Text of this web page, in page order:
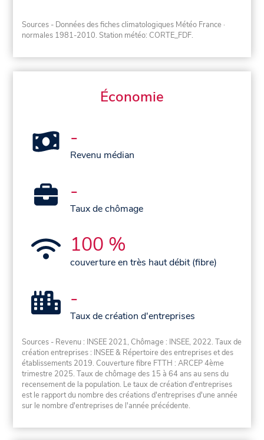
Sources - Données des fiches climatologiques Météo France ·
normales 1981-2010. Station météo: CORTE_FDF.
Économie
-
Revenu médian
-
Taux de chômage
100 %
couverture en très haut débit (fibre)
-
Taux de création d'entreprises
Sources - Revenu : INSEE 2021, Chômage : INSEE, 2022. Taux de
création entreprises : INSEE & Répertoire des entreprises et des
établissements 2019. Couverture fibre FTTH : ARCEP 4ème
trimestre 2025. Taux de chômage des 15 à 64 ans au sens du
recensement de la population. Le taux de création d'entreprises
est le rapport du nombre des créations d'entreprises d'une année
sur le nombre d'entreprises de l'année précédente.